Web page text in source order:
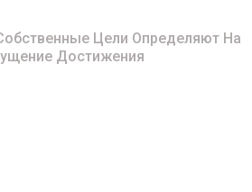
Цели Определяют На
Достижения